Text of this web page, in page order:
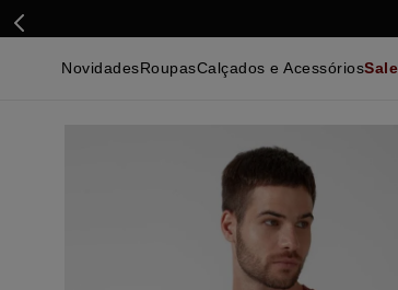
Novidades Roupas
Malhas e Casacos
Bermudas
Infantil
Beachwear
Calçados e Acessórios
Acessórios
Ver Tudo
Sale